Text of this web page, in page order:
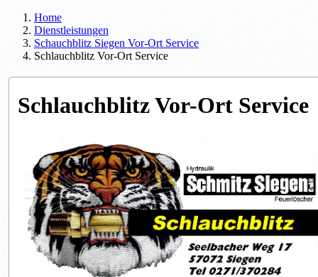
Home
Dienstleistungen
Schauchblitz Siegen Vor-Ort Service
Schlauchblitz Vor-Ort Service
Schlauchblitz Vor-Ort Service